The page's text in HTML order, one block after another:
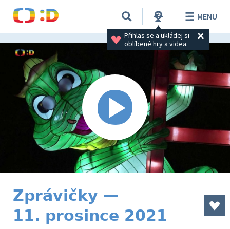
Přihlas se a ukládej si
oblíbené hry a videa.
MENU
Zprávičky —
11. prosince 2021